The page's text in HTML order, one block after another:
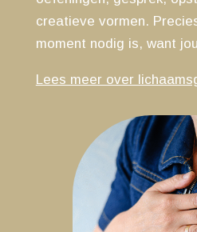
creatieve vormen.
moment nodig is, want
Lees meer over